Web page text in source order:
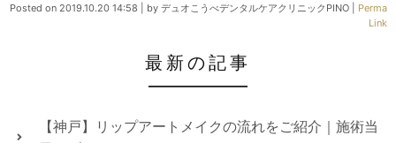
Posted on 2019.10.20 14:58 by デュオこうべデンタルケアクリニックPINO
Perma
Link
最新の記事
【神戸】リップアートメイクの流れをご紹介｜施術当